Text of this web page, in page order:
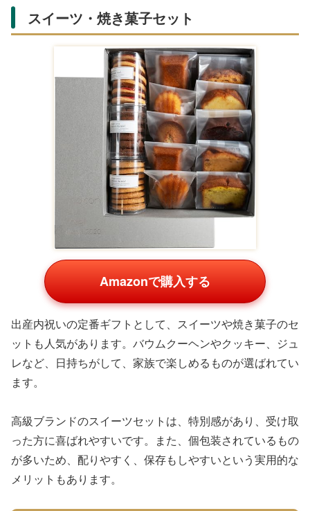
スイーツ・焼き菓子セット
Amazonで購入する
出産内祝いの定番ギフトとして、スイーツや焼き菓子のセ
ットも人気があります。バウムクーヘンやクッキー、ジュ
レなど、日持ちがして、家族で楽しめるものが選ばれてい
ます。
高級ブランドのスイーツセットは、特別感があり、受け取
った方に喜ばれやすいです。また、個包装されているもの
が多いため、配りやすく、保存もしやすいという実用的な
メリットもあります。